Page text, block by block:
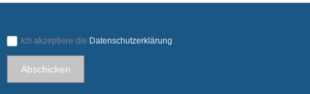
Ich akzeptiere die Datenschutzerklärung
Abschicken